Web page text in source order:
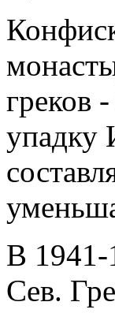
греков
упадку
В 1941-
Сев.